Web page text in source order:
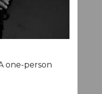
one-person